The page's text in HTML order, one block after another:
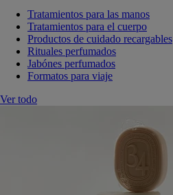
Tratamientos para las manos
Tratamientos para el cuerpo
Productos de cuidado recargables
Rituales perfumados
Jabónes perfumados
Formatos para viaje
Ver todo